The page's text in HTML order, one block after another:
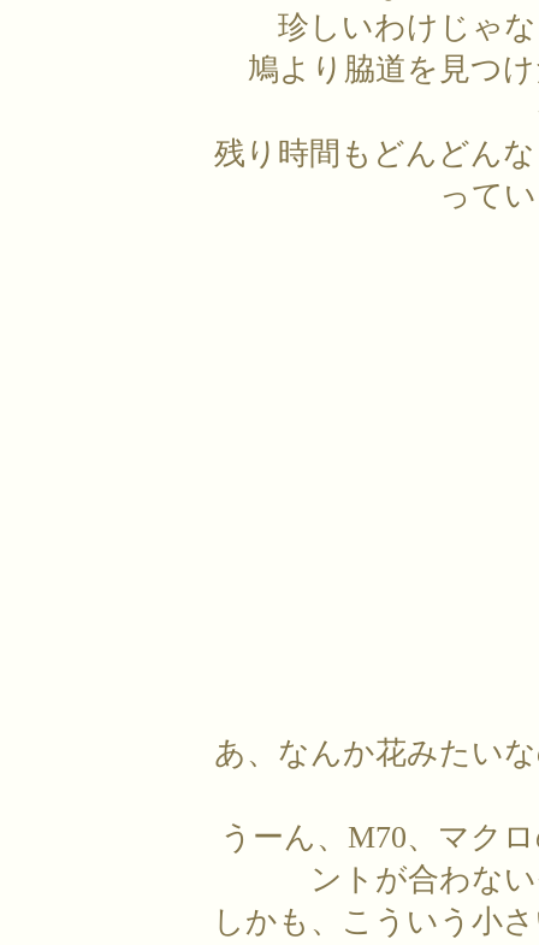
珍しいわけじゃ
鳩より脇道を見つ
残り時間もどんどん
って
あ、なんか花みたい
うーん、M70、マク
ントが合わな
しかも、こういう小